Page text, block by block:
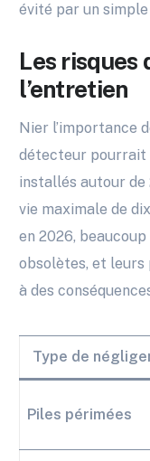
évité par un
Les risques
l’entretien
Nier l’importance
détecteur pourrait
installés autour de
vie maximale de
en 2026,
obsolètes, et
à des
Type de
Piles périmées